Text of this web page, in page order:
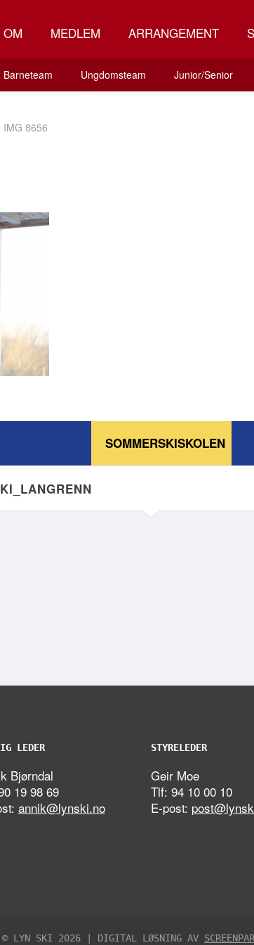
OM MEDLEM ARRANGEMENT
Barneteam Ungdomsteam Junior/Senior
IMG 8656
SOMMERSKISKOLEN
LEDER
Bjørndal
19 98 69
annik@lynski.no
STYRELEDER
Geir Moe
Tlf: 94 10 00 10
E-post:
© LYN SKI 2026 | DIGITAL LØSNING AV